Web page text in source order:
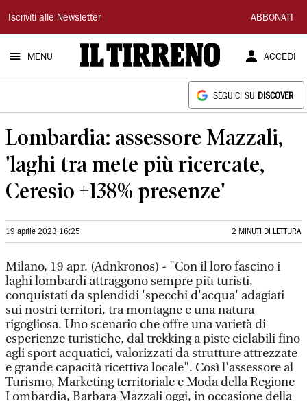
Il
Tirreno
Iscriviti alle Newsletter ABBONATI
MENU ACCEDI
SEGUICI SU DISCOVER
Lombardia: assessore Mazzali,
'laghi tra mete più ricercate,
Ceresio +138% presenze'
19 aprile 2023 16:25 2 MINUTI DI LETTURA
Milano, 19 apr. (Adnkronos) - "Con il loro fascino i
laghi lombardi attraggono sempre più turisti,
conquistati da splendidi 'specchi d'acqua' adagiati
sui nostri territori, tra montagne e una natura
rigogliosa. Uno scenario che offre una varietà di
esperienze turistiche, dal trekking a piste ciclabili fino
agli sport acquatici, valorizzati da strutture attrezzate
e grande capacità ricettiva locale". Così l'assessore al
Turismo, Marketing territoriale e Moda della Regione
Lombardia, Barbara Mazzali oggi, in occasione della